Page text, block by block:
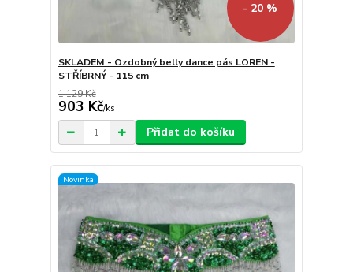
- 20 %
SKLADEM - Ozdobný belly dance pás LOREN -
STŘÍBRNÝ - 115 cm
1 129 Kč
903 Kč/ks
Přidat do košíku
Novinka